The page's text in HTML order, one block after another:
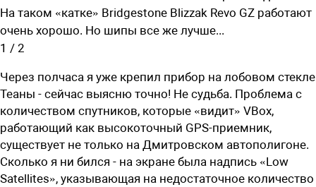
На таком «катке» Bridgestone Blizzak Revo GZ работают
очень хорошо. Но шипы все же лучше...
1 / 2
Через полчаса я уже крепил прибор на лобовом стекле
Теаны - сейчас выясню точно! Не судьба. Проблема с
количеством спутников, которые «видит» VBox,
работающий как высокоточный GPS-приемник,
существует не только на Дмитровском автополигоне.
Сколько я ни бился - на экране была надпись «Low
Satellites», указывающая на недостаточное количество